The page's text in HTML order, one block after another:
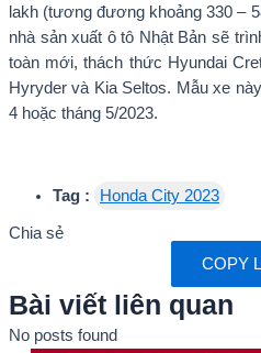
lakh (tương đương khoảng 330 –
nhà sản xuất ô tô Nhật Bản sẽ
toàn mới, thách thức Hyundai
Hyryder và Kia Seltos. Mẫu xe
4 hoặc tháng 5/2023.
Tag : Honda City 2023
Chia sẻ
COPY
Bài viết liên quan
No posts found